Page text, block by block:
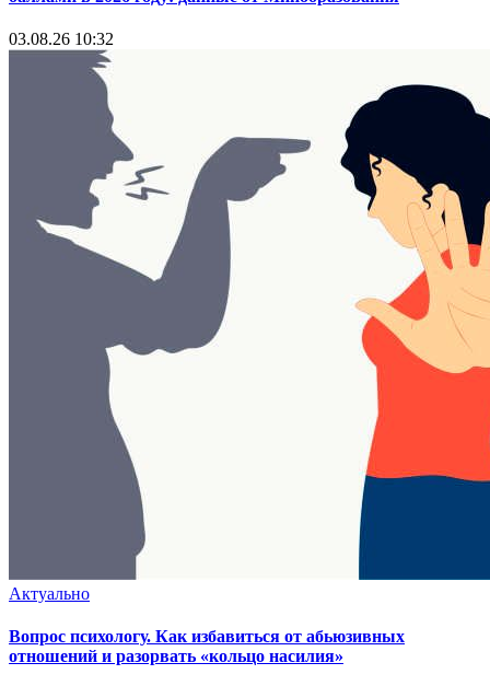
03.08.26 10:32
Актуально
Вопрос психологу. Как избавиться от абьюзивных
отношений и разорвать «кольцо насилия»